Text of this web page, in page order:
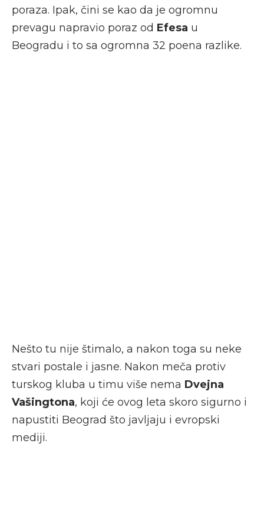
poraza. Ipak, čini se kao da je ogromnu
prevagu napravio poraz od Efesa u
Beogradu i to sa ogromna 32 poena razlike.
Nešto tu nije štimalo, a nakon toga su neke
stvari postale i jasne. Nakon meča protiv
turskog kluba u timu više nema Dvejna
Vašingtona, koji će ovog leta skoro sigurno i
napustiti Beograd što javljaju i evropski
mediji.